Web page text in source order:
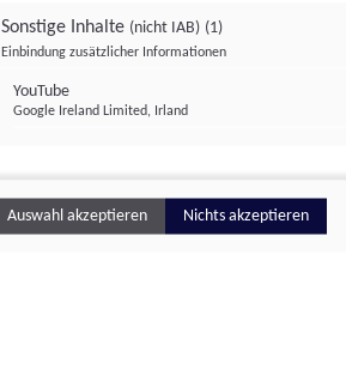
Sonstige Inhalte (nicht IAB) (1)
Einbindung zusätzlicher Informationen
YouTube
Google Ireland Limited, Irland
Auswahl akzeptieren Nichts akzeptieren